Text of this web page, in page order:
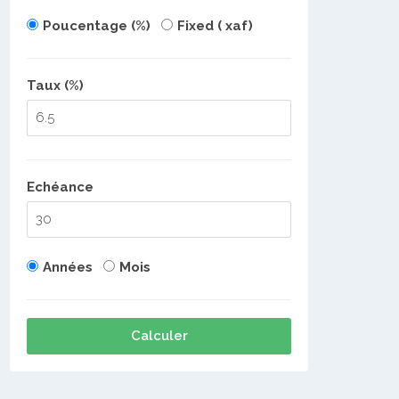
Poucentage (%) Fixed ( xaf)
Taux (%)
Echéance
Années Mois
Calculer